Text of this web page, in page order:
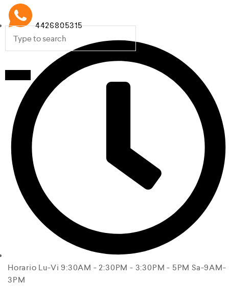
4426805315
Horario Lu-Vi 9:30AM - 2:30PM - 3:30PM - 5PM Sa-9AM-
3PM